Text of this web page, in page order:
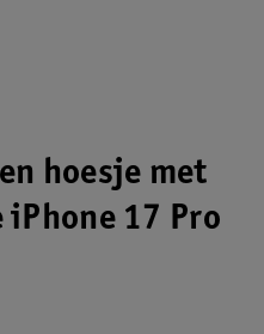
hoesje met
17 Pro